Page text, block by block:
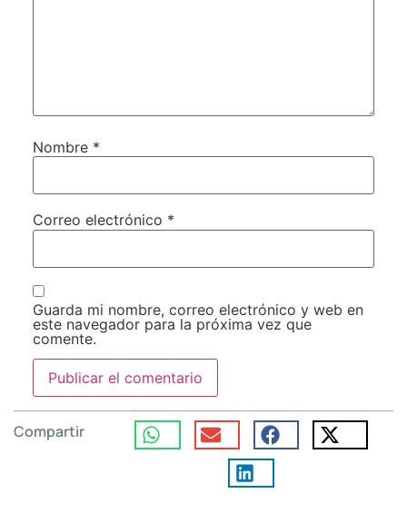
Nombre *
Correo electrónico *
Guarda mi nombre, correo electrónico y web en
este navegador para la próxima vez que
comente.
Compartir